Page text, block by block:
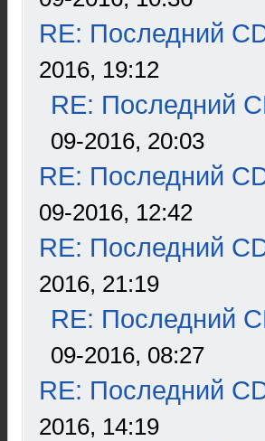
RE: Последний
2016, 19:12
RE: Последний
09-2016, 20:03
RE: Последний
09-2016, 12:42
RE: Последний
2016, 21:19
RE: Последний
09-2016, 08:27
RE: Последний
2016, 14:19